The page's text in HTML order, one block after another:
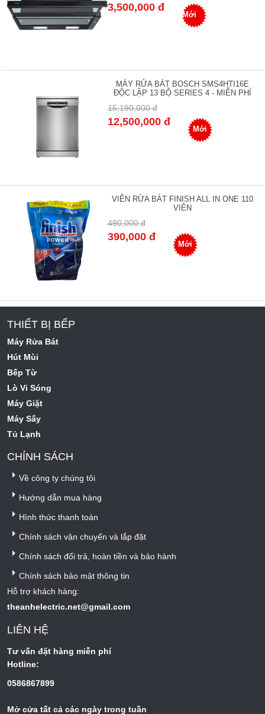
3,500,000 đ
Mới
MÁY RỬA BÁT BOSCH SMS4HTI16E
ĐỘC LẬP 13 BỘ SERIES 4 - MIỄN PHÍ
15,190,000 đ
12,500,000 đ
Mới
VIÊN RỬA BÁT FINISH ALL IN ONE 110
VIÊN
490,000 đ
390,000 đ
Mới
THIẾT BỊ BẾP
Máy Rửa Bát
Hút Mùi
Bếp Từ
Lò Vi Sóng
Máy Giặt
Máy Sấy
Tủ Lạnh
CHÍNH SÁCH
Về công ty chúng tôi
Hướng dẫn mua hàng
Hình thức thanh toán
Chính sách vận chuyển và lắp đặt
Chính sách đổi trả, hoàn tiền và bảo hành
Chính sách bảo mật thông tin
Hỗ trợ khách hàng:
theanhelectric.net@gmail.com
LIÊN HỆ
Tư vấn đặt hàng miễn phí
Hotline:
0586867899
Mở cửa tất cả các ngày trong tuần